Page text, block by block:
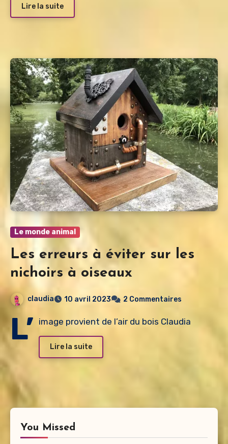
Lire la suite
Le monde animal
Les erreurs à éviter sur les
nichoirs à oiseaux
claudia 10 avril 2023 2 Commentaires
L’ image provient de l’air du bois Claudia
Lire la suite
You Missed